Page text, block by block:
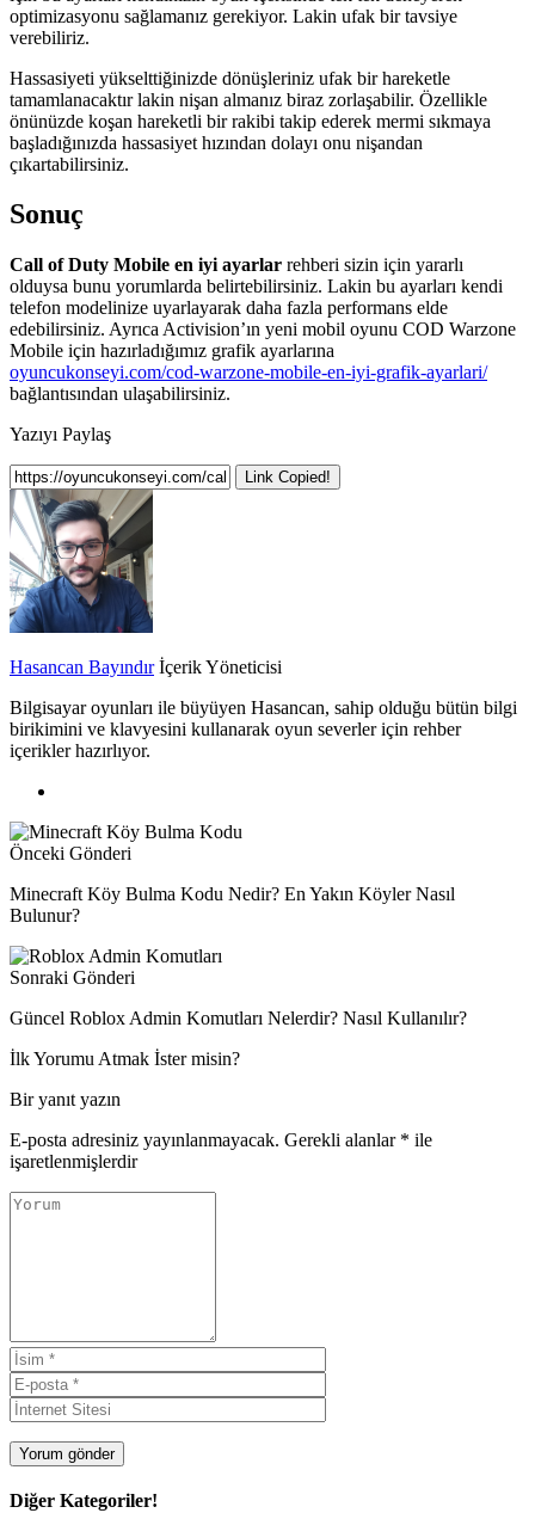
optimizasyonu sağlamanız gerekiyor. Lakin ufak bir tavsiye
verebiliriz.
Hassasiyeti yükselttiğinizde dönüşleriniz ufak bir hareketle
tamamlanacaktır lakin nişan almanız biraz zorlaşabilir. Özellikle
önünüzde koşan hareketli bir rakibi takip ederek mermi sıkmaya
başladığınızda hassasiyet hızından dolayı onu nişandan
çıkartabilirsiniz.
Sonuç
Call of Duty Mobile en iyi ayarlar rehberi sizin için yararlı
olduysa bunu yorumlarda belirtebilirsiniz. Lakin bu ayarları kendi
telefon modelinize uyarlayarak daha fazla performans elde
edebilirsiniz. Ayrıca Activision’ın yeni mobil oyunu COD Warzone
Mobile için hazırladığımız grafik ayarlarına
oyuncukonseyi.com/cod-warzone-mobile-en-iyi-grafik-ayarlari/
bağlantısından ulaşabilirsiniz.
Yazıyı Paylaş
Link Copied!
Hasancan Bayındır İçerik Yöneticisi
Bilgisayar oyunları ile büyüyen Hasancan, sahip olduğu bütün bilgi
birikimini ve klavyesini kullanarak oyun severler için rehber
içerikler hazırlıyor.
Önceki Gönderi
Minecraft Köy Bulma Kodu Nedir? En Yakın Köyler Nasıl
Bulunur?
Sonraki Gönderi
Güncel Roblox Admin Komutları Nelerdir? Nasıl Kullanılır?
İlk Yorumu Atmak İster misin?
Bir yanıt yazın
E-posta adresiniz yayınlanmayacak. Gerekli alanlar * ile
işaretlenmişlerdir
Diğer Kategoriler!